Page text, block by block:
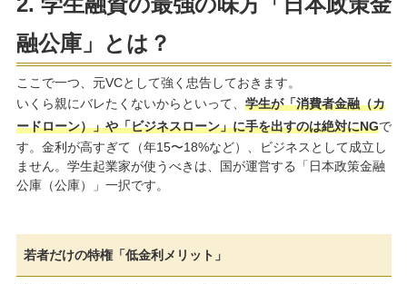
融公庫」とは？
ここで一つ、元VCとして強く忠告しておきます。
いくら親にバレたくないからといって、 学生が「消費者金融（カ
ードローン）」や「ビジネスローン」に手を出すのは絶対にNGで
す。金利が高すぎて（年15〜18%など）、ビジネスとして成立し
ません。学生起業家が使うべきは、国が運営する「日本政策金融
公庫（公庫）」一択です。
若者だけの特権「低金利メリット」